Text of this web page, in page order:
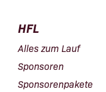
HFL
Alles zum Lauf
Sponsoren
Sponsorenpakete